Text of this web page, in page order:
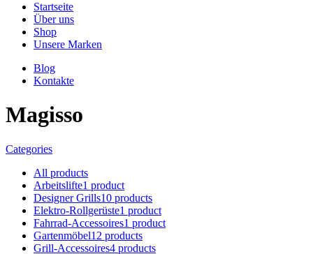
Startseite
Über uns
Shop
Unsere Marken
Blog
Kontakte
Magisso
Categories
All products
Arbeitslifte1 product
Designer Grills10 products
Elektro-Rollgerüste1 product
Fahrrad-Accessoires1 product
Gartenmöbel12 products
Grill-Accessoires4 products